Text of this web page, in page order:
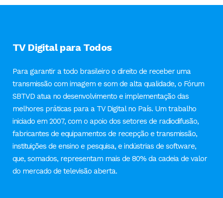
TV Digital para Todos
Para garantir a todo brasileiro o direito de receber uma
transmissão com imagem e som de alta qualidade, o Fórum
SBTVD atua no desenvolvimento e implementação das
melhores práticas para a TV Digital no País. Um trabalho
iniciado em 2007, com o apoio dos setores de radiodifusão,
fabricantes de equipamentos de recepção e transmissão,
instituições de ensino e pesquisa, e indústrias de software,
que, somados, representam mais de 80% da cadeia de valor
do mercado de televisão aberta.